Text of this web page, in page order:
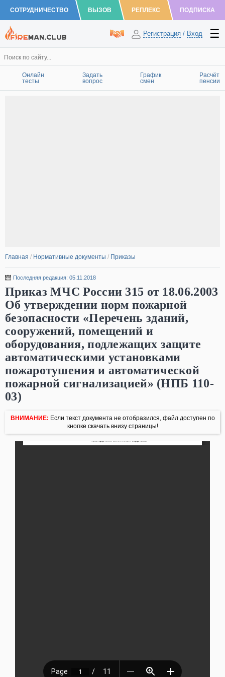
СОТРУДНИЧЕСТВО ВЫЗОВ РЕПЛЕКС ПОДПИСКА
Регистрация / Вход
Онлайн
тесты
Задать
вопрос
График
смен
Расчёт
пенсии
Главная / Нормативные документы / Приказы
Последняя редакция: 05.11.2018
Приказ МЧС России 315 от 18.06.2003
Об утверждении норм пожарной
безопасности «Перечень зданий,
сооружений, помещений и
оборудования, подлежащих защите
автоматическими установками
пожаротушения и автоматической
пожарной сигнализацией» (НПБ 110-
03)
ВНИМАНИЕ: Если текст документа не отобразился, файл доступен по
кнопке скачать внизу страницы!